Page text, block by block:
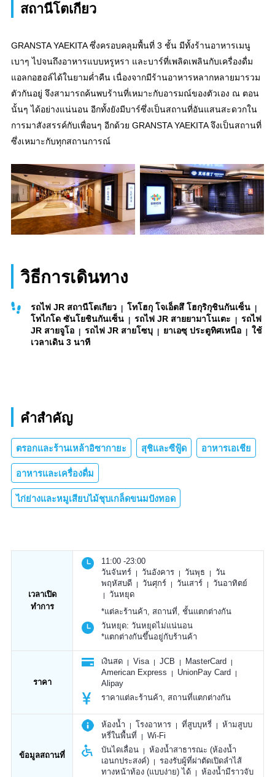
สถานีโตเกียว
GRANSTA YAEKITA ซึ่งครอบคลุมพื้นที่ 3 ชั้น มีทั้งร้านอาหารเมนู
เบาๆ ไปจนถึงอาหารแบบหรูหรา และบาร์ที่เพลิดเพลินกับเครื่องดื่ม
แอลกอฮอล์ได้ในยามค่ำคืน เนื่องจากมีร้านอาหารหลากหลายมารวม
ตัวกันอยู่ จึงสามารถค้นพบร้านที่เหมาะกับอารมณ์ของตัวเอง ณ ตอน
นั้นๆ ได้อย่างแน่นอน อีกทั้งยังมีบาร์ซึ่งเป็นสถานที่อันแสนสะดวกใน
การมาสังสรรค์กับเพื่อนๆ อีกด้วย GRANSTA YAEKITA จึงเป็นสถานที่
ซึ่งเหมาะกับทุกสถานการณ์
วิธีการเดินทาง
รถไฟ JR สถานีโตเกียว
โทโฮกุ โจเอ็ตสึ โฮกุริกุชินกันเซ็น
โทไกโด ซันโยชินกันเซ็น
รถไฟ JR สายยามาโนเตะ
รถไฟ
JR สายจูโอ
รถไฟ JR สายโซบุ ยาเอซุ ประตูทิศเหนือ
ใช้
เวลาเดิน 3 นาที
คำสำคัญ
ตรอกและร้านเหล้าอิซากายะ สุชิและซีฟู้ด อาหารเอเชีย
อาหารและเครื่องดื่ม
ไก่ย่างและหมูเสียบไม้ชุบเกล็ดขนมปังทอด
เวลาเปิด
ทำการ
11:00 -23:00
วันจันทร์
วันอังคาร วันพุธ
วัน
พฤหัสบดี
วันศุกร์ วันเสาร์
วันอาทิตย์
วันหยุด
*แต่ละร้านค้า, สถานที่, ชั้นแตกต่างกัน
วันหยุด: วันหยุดไม่แน่นอน
*แตกต่างกันขึ้นอยู่กับร้านค้า
ราคา
เงินสด Visa JCB
MasterCard
American Express
UnionPay Card
Alipay
ราคาแต่ละร้านค้า, สถานที่แตกต่างกัน
ข้อมูลสถานที่
ห้องน้ำ โรงอาหาร ที่สูบบุหรี่
ห้ามสูบบ
หรี่ในพื้นที่
Wi-Fi
บันไดเลื่อน
ห้องน้ำสาธารณะ (ห้องน้ำ
เอนกประสงค์)
รองรับผู้ที่ผ่าตัดเปิดลำไส้
ทางหน้าท้อง (แบบง่าย) ได้
ห้องน้ำมีราวจับ